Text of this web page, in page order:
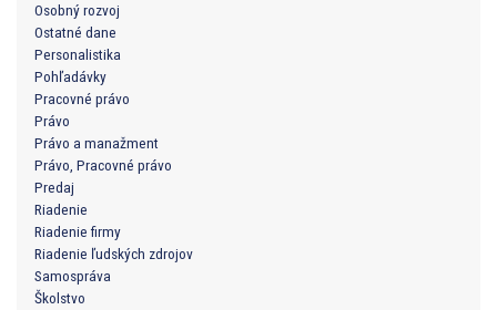
Osobný rozvoj
Ostatné dane
Personalistika
Pohľadávky
Pracovné právo
Právo
Právo a manažment
Právo, Pracovné právo
Predaj
Riadenie
Riadenie firmy
Riadenie ľudských zdrojov
Samospráva
Školstvo